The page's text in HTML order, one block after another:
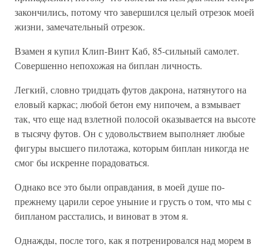
закончились, потому что завершился целый отрезок моей
жизни, замечательный отрезок.
Взамен я купил Клип-Винт Каб, 85-сильный самолет.
Совершенно непохожая на биплан личность.
Легкий, словно тридцать футов дакрона, натянутого на
еловый каркас; любой бетон ему нипочем, а взмывает
так, что еще над взлетной полосой оказывается на высоте
в тысячу футов. Он с удовольствием выполняет любые
фигуры высшего пилотажа, которым биплан никогда не
смог бы искренне порадоваться.
Однако все это были оправдания, в моей душе по-
прежнему царили серое уныние и грусть о том, что мы с
бипланом расстались, и виноват в этом я.
Однажды, после того, как я потренировался над морем в